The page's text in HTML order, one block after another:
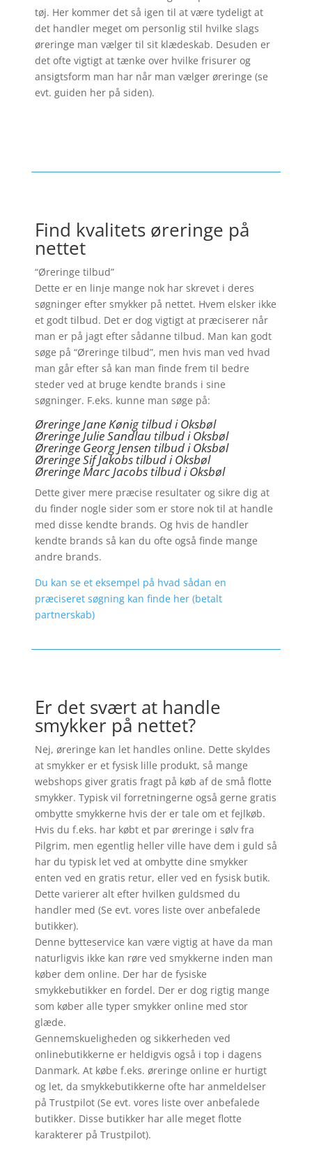
tøj. Her kommer det så igen til at være tydeligt at
det handler meget om personlig stil hvilke slags
øreringe man vælger til sit klædeskab. Desuden er
det ofte vigtigt at tænke over hvilke frisurer og
ansigtsform man har når man vælger øreringe (se
evt. guiden her på siden).
Find kvalitets øreringe på
nettet
“Øreringe tilbud”
Dette er en linje mange nok har skrevet i deres
søgninger efter smykker på nettet. Hvem elsker ikke
et godt tilbud. Det er dog vigtigt at præciserer når
man er på jagt efter sådanne tilbud. Man kan godt
søge på “Øreringe tilbud”, men hvis man ved hvad
man går efter så kan man finde frem til bedre
steder ved at bruge kendte brands i sine
søgninger. F.eks. kunne man søge på:
Øreringe Jane Kønig tilbud i Oksbøl
Øreringe Julie Sandlau tilbud i Oksbøl
Øreringe Georg Jensen tilbud i Oksbøl
ØreringeSif Jakobs tilbud i Oksbøl
Øreringe Marc Jacobs tilbud i Oksbøl
Dette giver mere præcise resultater og sikre dig at
du finder nogle sider som er store nok til at handle
med disse kendte brands. Og hvis de handler
kendte brands så kan du ofte også finde mange
andre brands.
Du kan se et eksempel på hvad sådan en
præciseret søgning kan finde her (betalt
partnerskab)
Er det svært at handle
smykker på nettet?
Nej, øreringe kan let handles online. Dette skyldes
at smykker er et fysisk lille produkt, så mange
webshops giver gratis fragt på køb af de små flotte
smykker. Typisk vil forretningerne også gerne gratis
ombytte smykkerne hvis der er tale om et fejlkøb.
Hvis du f.eks. har købt et par øreringe i sølv fra
Pilgrim, men egentlig heller ville have dem i guld så
har du typisk let ved at ombytte dine smykker
enten ved en gratis retur, eller ved en fysisk butik.
Dette varierer alt efter hvilken guldsmed du
handler med (Se evt. vores liste over anbefalede
butikker).
Denne bytteservice kan være vigtig at have da man
naturligvis ikke kan røre ved smykkerne inden man
køber dem online. Der har de fysiske
smykkebutikker en fordel. Der er dog rigtig mange
som køber alle typer smykker online med stor
glæde.
Gennemskueligheden og sikkerheden ved
onlinebutikkerne er heldigvis også i top i dagens
Danmark. At købe f.eks. øreringe online er hurtigt
og let, da smykkebutikkerne ofte har anmeldelser
på Trustpilot (Se evt. vores liste over anbefalede
butikker. Disse butikker har alle meget flotte
karakterer på Trustpilot).